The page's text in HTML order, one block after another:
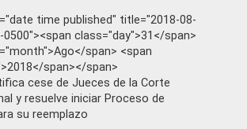
time published" title="2018-08-
0500"><span class="day">31</span>
span> <span
span></span>
cese de Jueces de la Corte
y resuelve iniciar Proceso de
su reemplazo